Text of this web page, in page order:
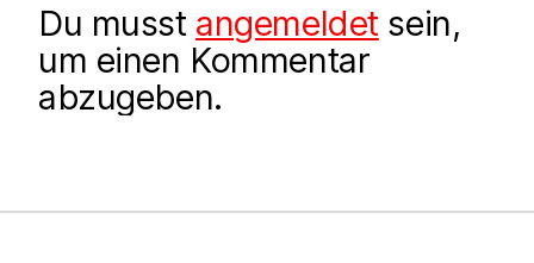
Du musst angemeldet sein,
um einen Kommentar
abzugeben.